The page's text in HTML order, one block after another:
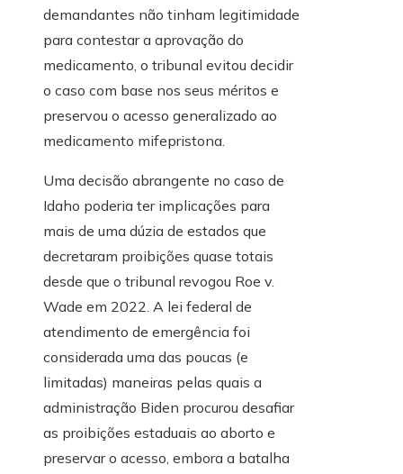
demandantes não tinham legitimidade
para contestar a aprovação do
medicamento, o tribunal evitou decidir
o caso com base nos seus méritos e
preservou o acesso generalizado ao
medicamento mifepristona.
Uma decisão abrangente no caso de
Idaho poderia ter implicações para
mais de uma dúzia de estados que
decretaram proibições quase totais
desde que o tribunal revogou Roe v.
Wade em 2022. A lei federal de
atendimento de emergência foi
considerada uma das poucas (e
limitadas) maneiras pelas quais a
administração Biden procurou desafiar
as proibições estaduais ao aborto e
preservar o acesso, embora a batalha